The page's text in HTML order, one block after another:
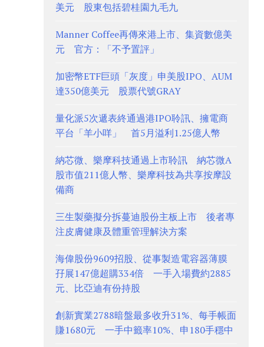
美元 股東包括碧桂園九毛九
Manner Coffee再傳來港上市、集資數億美
元 官方：「不予置評」
加密幣ETF巨頭「灰度」申美股IPO、AUM
達350億美元 股票代號GRAY
量化派5次遞表終通過港IPO聆訊、擁電商
平台「羊小咩」 首5月溢利1.25億人幣
納芯微、樂摩科技通過上市聆訊 納芯微A
股市值211億人幣、樂摩科技為共享按摩設
備商
三生製藥擬分拆蔓迪股份主板上市 後者專
注皮膚健康及體重管理解決方案
海偉股份9609招股、從事製造電容器薄膜
孖展147億超購334倍 一手入場費約2885
元、比亞迪有份持股
創新實業2788暗盤最多收升31%、每手帳面
賺1680元 一手中籤率10%、申180手穩中